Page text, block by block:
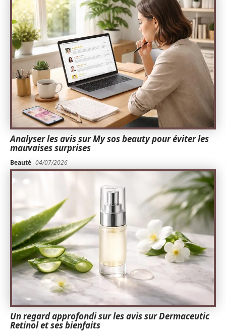
Analyser les avis sur My sos beauty pour éviter les
mauvaises surprises
Beauté 04/07/2026
Un regard approfondi sur les avis sur Dermaceutic
Retinol et ses bienfaits